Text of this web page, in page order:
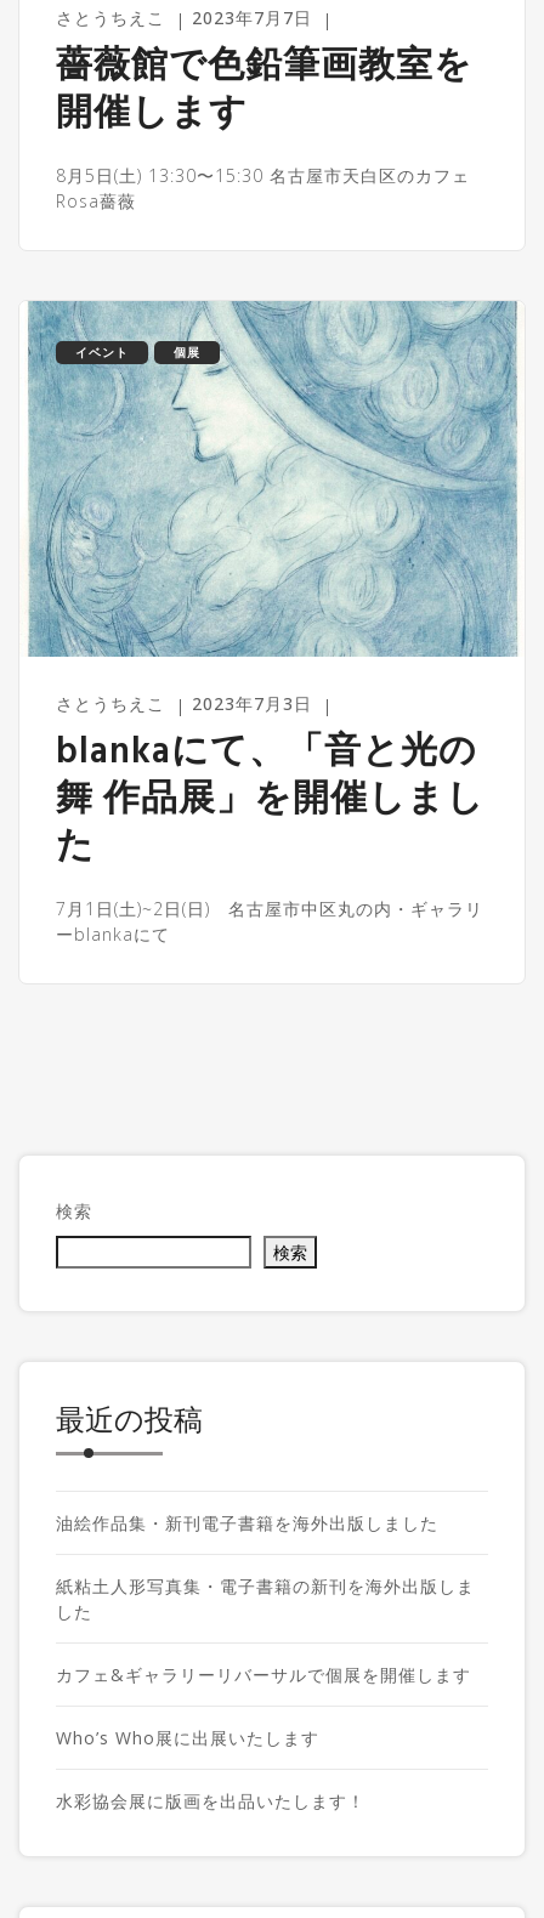
さとうちえこ 2023年7月7日
薔薇館で色鉛筆画教室を
開催します
8月5日(土) 13:30〜15:30 名古屋市天白区のカフェ
Rosa薔薇
イベント 個展
さとうちえこ 2023年7月3日
blankaにて、「音と光の
舞 作品展」を開催しまし
た
7月1日(土)~2日(日) 名古屋市中区丸の内・ギャラリ
ーblankaにて
検索
検索
最近の投稿
油絵作品集・新刊電子書籍を海外出版しました
紙粘土人形写真集・電子書籍の新刊を海外出版しま
した
カフェ&ギャラリーリバーサルで個展を開催します
Who’s Who展に出展いたします
水彩協会展に版画を出品いたします！